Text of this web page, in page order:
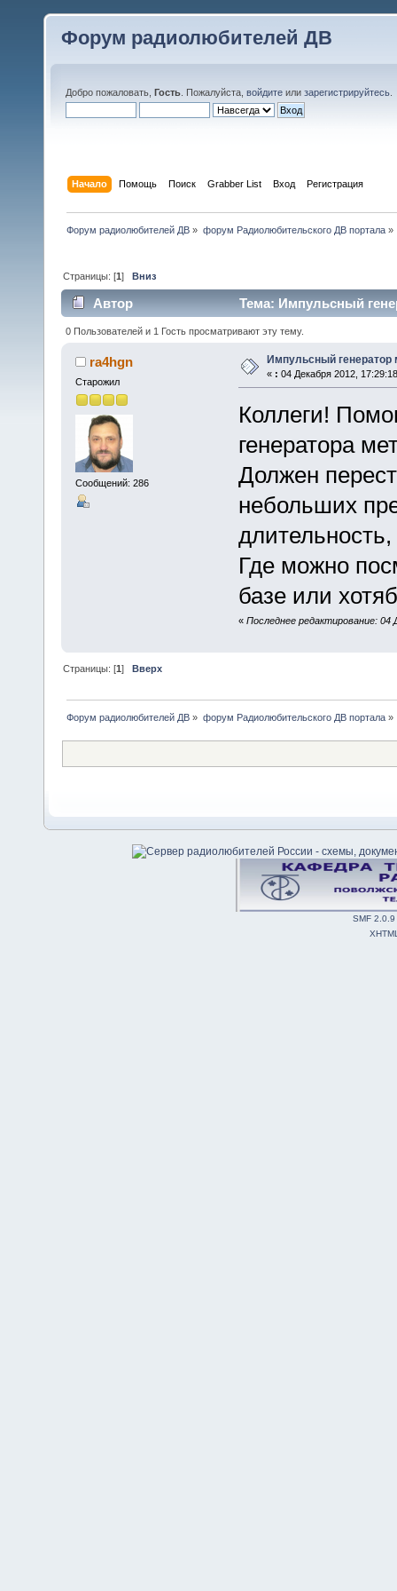
Форум радиолюбителей ДВ
Добро пожаловать, Гость . Пожалуйста, войдите или зарегистрируйтесь
Начало Помощь Поиск Grabber List Вход Регистрация
Форум радиолюбителей ДВ » форум Радиолюбительского ДВ портала»
Страницы: [1]Вниз
Автор Тема: Импульсный
0 Пользователей и 1 Гость просматривают эту тему.
ra4hgn
Старожил
Сообщений: 286
Импульсный генератор
« : 04 Декабря 2012,
Коллеги!
генератора
Должен
небольших
Где можно
базе или
« Последнее редактирование: 04
Страницы: [1]Вверх
Форум радиолюбителей ДВ » форум Радиолюбительского ДВ портала»
SMF 2.0.9